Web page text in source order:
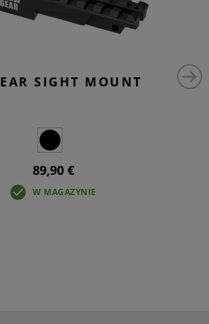
SIGHT MOUNT
89,90 €
W MAGAZYNIE